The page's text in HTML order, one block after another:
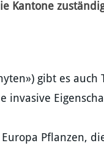
Kantone
gibt es auch
invasive
Pflanzen,